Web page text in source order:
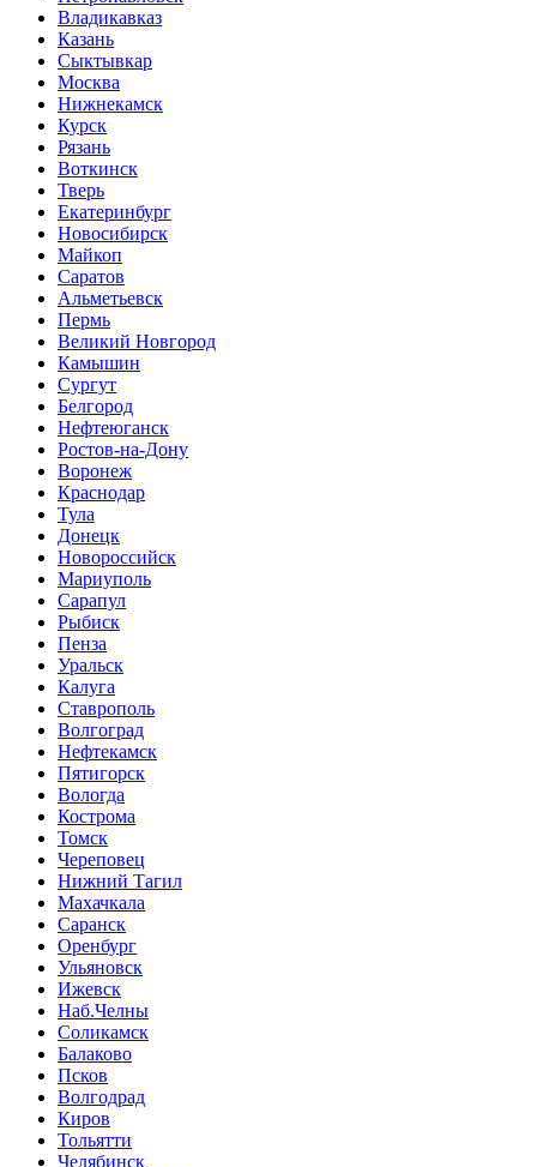
Владикавказ
Казань
Сыктывкар
Москва
Нижнекамск
Курск
Рязань
Воткинск
Тверь
Екатеринбург
Новосибирск
Майкоп
Саратов
Альметьевск
Пермь
Великий Новгород
Камышин
Сургут
Белгород
Нефтеюганск
Ростов-на-Дону
Воронеж
Краснодар
Тула
Донецк
Новороссийск
Мариуполь
Сарапул
Рыбиск
Пенза
Уральск
Калуга
Ставрополь
Волгоград
Нефтекамск
Пятигорск
Вологда
Кострома
Томск
Череповец
Нижний Тагил
Махачкала
Саранск
Оренбург
Ульяновск
Ижевск
Наб.Челны
Соликамск
Балаково
Псков
Волгодрад
Киров
Тольятти
Челябинск